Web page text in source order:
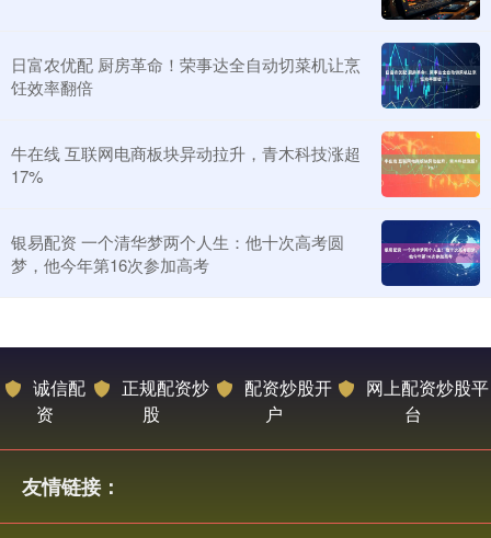
日富农优配 厨房革命！荣事达全自动切菜机让烹
饪效率翻倍
牛在线 互联网电商板块异动拉升，青木科技涨超
17%
银易配资 一个清华梦两个人生：他十次高考圆
梦，他今年第16次参加高考
诚信配
资
正规配资炒
股
配资炒股开
户
网上配资炒股平
台
友情链接：